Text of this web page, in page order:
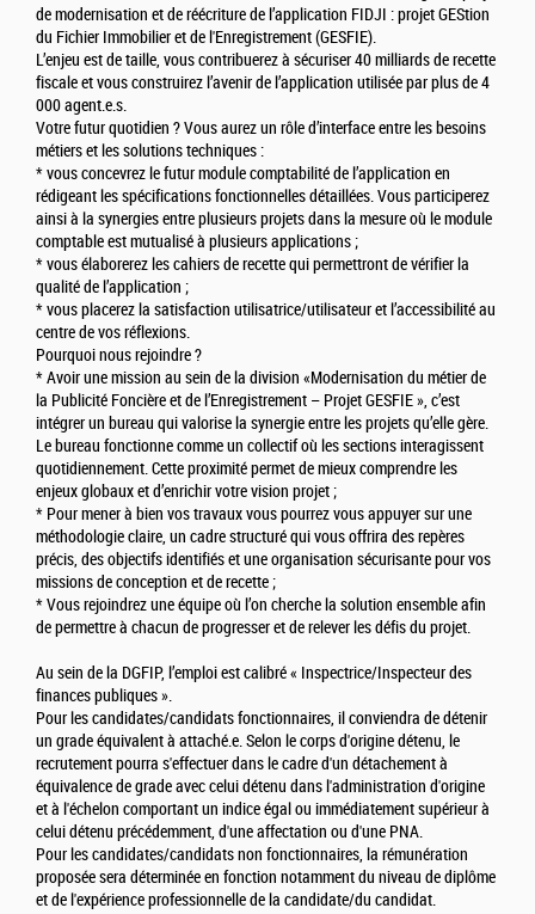
de modernisation et de réécriture de l’application FIDJI : projet GEStion
du Fichier Immobilier et de l'Enregistrement (GESFIE).
L’enjeu est de taille, vous contribuerez à sécuriser 40 milliards de recette
fiscale et vous construirez l’avenir de l’application utilisée par plus de 4
000 agent.e.s.
Votre futur quotidien ? Vous aurez un rôle d’interface entre les besoins
métiers et les solutions techniques :
* vous concevrez le futur module comptabilité de l’application en
rédigeant les spécifications fonctionnelles détaillées. Vous participerez
ainsi à la synergies entre plusieurs projets dans la mesure où le module
comptable est mutualisé à plusieurs applications ;
* vous élaborerez les cahiers de recette qui permettront de vérifier la
qualité de l’application ;
* vous placerez la satisfaction utilisatrice/utilisateur et l’accessibilité au
centre de vos réflexions.
Pourquoi nous rejoindre ?
* Avoir une mission au sein de la division «Modernisation du métier de
la Publicité Foncière et de l’Enregistrement – Projet GESFIE », c’est
intégrer un bureau qui valorise la synergie entre les projets qu’elle gère.
Le bureau fonctionne comme un collectif où les sections interagissent
quotidiennement. Cette proximité permet de mieux comprendre les
enjeux globaux et d’enrichir votre vision projet ;
* Pour mener à bien vos travaux vous pourrez vous appuyer sur une
méthodologie claire, un cadre structuré qui vous offrira des repères
précis, des objectifs identifiés et une organisation sécurisante pour vos
missions de conception et de recette ;
* Vous rejoindrez une équipe où l’on cherche la solution ensemble afin
de permettre à chacun de progresser et de relever les défis du projet.
Au sein de la DGFIP, l’emploi est calibré « Inspectrice/Inspecteur des
finances publiques ».
Pour les candidates/candidats fonctionnaires, il conviendra de détenir
un grade équivalent à attaché.e. Selon le corps d'origine détenu, le
recrutement pourra s'effectuer dans le cadre d'un détachement à
équivalence de grade avec celui détenu dans l'administration d'origine
et à l'échelon comportant un indice égal ou immédiatement supérieur à
celui détenu précédemment, d'une affectation ou d'une PNA.
Pour les candidates/candidats non fonctionnaires, la rémunération
proposée sera déterminée en fonction notamment du niveau de diplôme
et de l'expérience professionnelle de la candidate/du candidat.